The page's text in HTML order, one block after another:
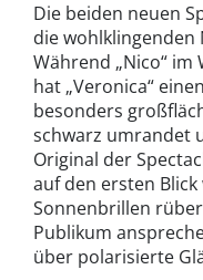
Die beiden neuen
die wohlklingenden
Während „Nico“
hat „Veronica“
besonders
schwarz umrandet
Original der
auf den ersten
Sonnenbrillen
Publikum
über polarisierte